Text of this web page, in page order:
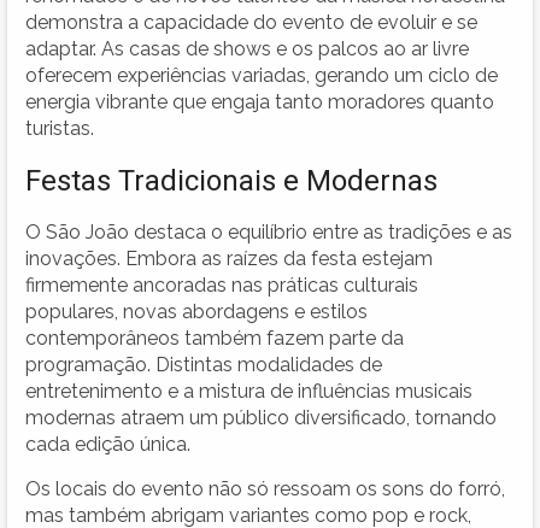
demonstra a capacidade do evento de evoluir e se
adaptar. As casas de shows e os palcos ao ar livre
oferecem experiências variadas, gerando um ciclo de
energia vibrante que engaja tanto moradores quanto
turistas.
Festas Tradicionais e Modernas
O São João destaca o equilíbrio entre as tradições e as
inovações. Embora as raízes da festa estejam
firmemente ancoradas nas práticas culturais
populares, novas abordagens e estilos
contemporâneos também fazem parte da
programação. Distintas modalidades de
entretenimento e a mistura de influências musicais
modernas atraem um público diversificado, tornando
cada edição única.
Os locais do evento não só ressoam os sons do forró,
mas também abrigam variantes como pop e rock,